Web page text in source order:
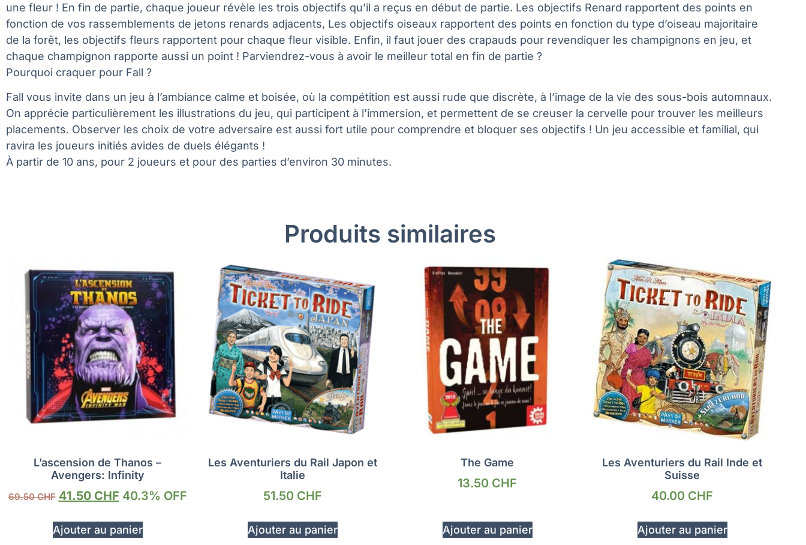
une fleur ! En fin de partie, chaque joueur révèle les trois objectifs qu’il a reçus en début de partie. Les objectifs Renard rapportent des points en
fonction de vos rassemblements de jetons renards adjacents, Les objectifs oiseaux rapportent des points en fonction du type d’oiseau majoritaire
de la forêt, les objectifs fleurs rapportent pour chaque fleur visible. Enfin, il faut jouer des crapauds pour revendiquer les champignons en jeu, et
chaque champignon rapporte aussi un point ! Parviendrez-vous à avoir le meilleur total en fin de partie ?
Pourquoi craquer pour Fall ?
Fall vous invite dans un jeu à l’ambiance calme et boisée, où la compétition est aussi rude que discrète, à l’image de la vie des sous-bois automnaux.
On apprécie particulièrement les illustrations du jeu, qui participent à l’immersion, et permettent de se creuser la cervelle pour trouver les meilleurs
placements. Observer les choix de votre adversaire est aussi fort utile pour comprendre et bloquer ses objectifs ! Un jeu accessible et familial, qui
ravira les joueurs initiés avides de duels élégants !
À partir de 10 ans, pour 2 joueurs et pour des parties d’environ 30 minutes.
Produits similaires
L’ascension de Thanos –
Avengers: Infinity
69.50CHF 41.50 CHF 40.3% OFF
Ajouter au panier
Les Aventuriers du Rail Japon et
Italie
51.50 CHF
Ajouter au panier
The Game
13.50 CHF
Ajouter au panier
Les Aventuriers du Rail Inde et
Suisse
40.00 CHF
Ajouter au panier